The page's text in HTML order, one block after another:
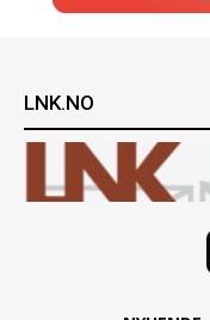
LNK.NO